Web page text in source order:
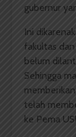
gubernur
Ini
fakultas
belum
Sehingga
telah
ke Pema